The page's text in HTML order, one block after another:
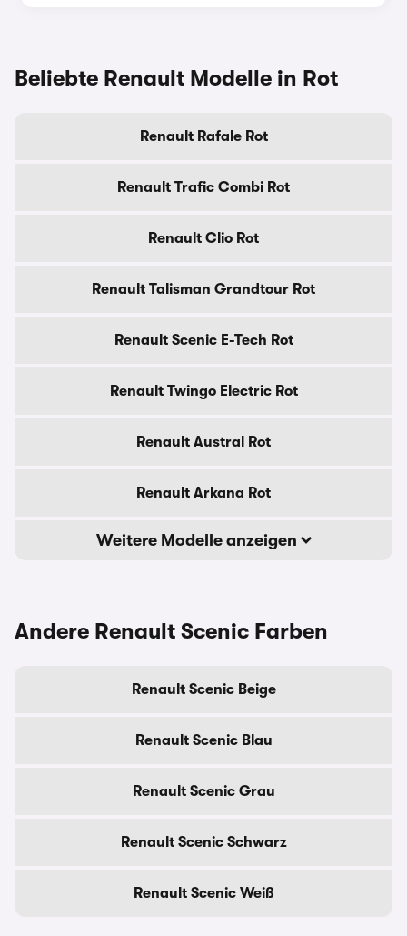
Beliebte Renault Modelle in Rot
Renault Rafale Rot
Renault Trafic Combi Rot
Renault Clio Rot
Renault Talisman Grandtour Rot
Renault Scenic E-Tech Rot
Renault Twingo Electric Rot
Renault Austral Rot
Renault Arkana Rot
Weitere Modelle anzeigen
Andere Renault Scenic Farben
Renault Scenic Beige
Renault Scenic Blau
Renault Scenic Grau
Renault Scenic Schwarz
Renault Scenic Weiß